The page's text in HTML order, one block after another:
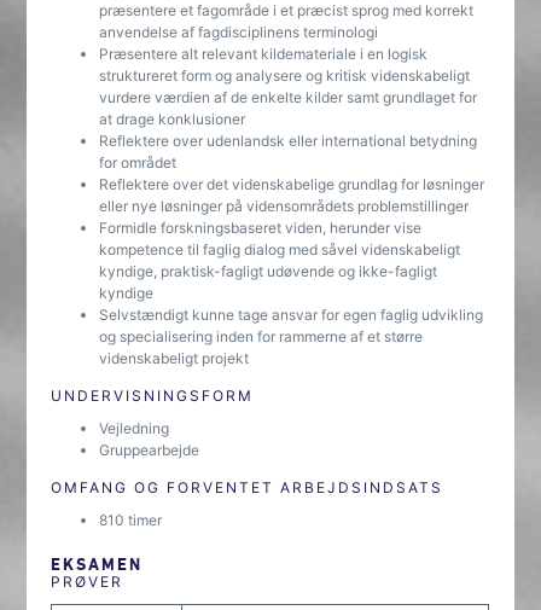
præsentere et fagområde i et præcist sprog med korrekt
anvendelse af fagdisciplinens terminologi
Præsentere alt relevant kildemateriale i en logisk
struktureret form og analysere og kritisk videnskabeligt
vurdere værdien af de enkelte kilder samt grundlaget for
at drage konklusioner
Reflektere over udenlandsk eller international betydning
for området
Reflektere over det videnskabelige grundlag for løsninger
eller nye løsninger på vidensområdets problemstillinger
Formidle forskningsbaseret viden, herunder vise
kompetence til faglig dialog med såvel videnskabeligt
kyndige, praktisk-fagligt udøvende og ikke-fagligt
kyndige
Selvstændigt kunne tage ansvar for egen faglig udvikling
og specialisering inden for rammerne af et større
videnskabeligt projekt
UNDERVISNINGSFORM
Vejledning
Gruppearbejde
OMFANG OG FORVENTET ARBEJDSINDSATS
810 timer
EKSAMEN
PRØVER